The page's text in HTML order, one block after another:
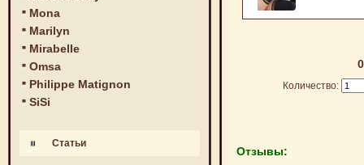
Mona
Marilyn
Mirabelle
Omsa
Philippe Matignon
SiSi
Статьи
Количество:
Отзывы: